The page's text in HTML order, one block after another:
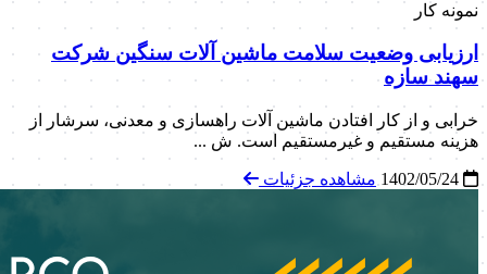
نمونه کار
ارزیابی وضعیت سلامت ماشین آلات سنگین شرکت
سهند سازه
خرابی و از کار افتادن ماشین آلات راهسازی و معدنی، سرشار از
هزینه مستقیم و غیرمستقیم است. ش ...
مشاهده جزئیات